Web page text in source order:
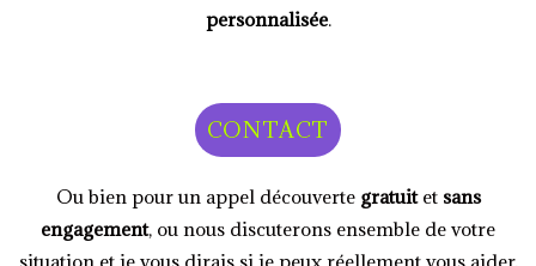
personnalisée.
CONTACT
Ou bien pour un appel découverte gratuitet sans
engagement, ou nous discuterons ensemble de votre
situation et je vous dirais si je peux réellement vous aider.